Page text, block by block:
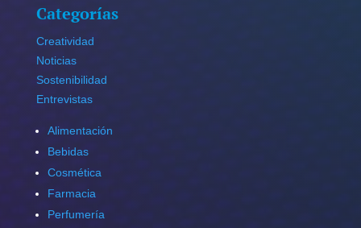
Categorías
Creatividad
Noticias
Sostenibilidad
Entrevistas
Alimentación
Bebidas
Cosmética
Farmacia
Perfumería